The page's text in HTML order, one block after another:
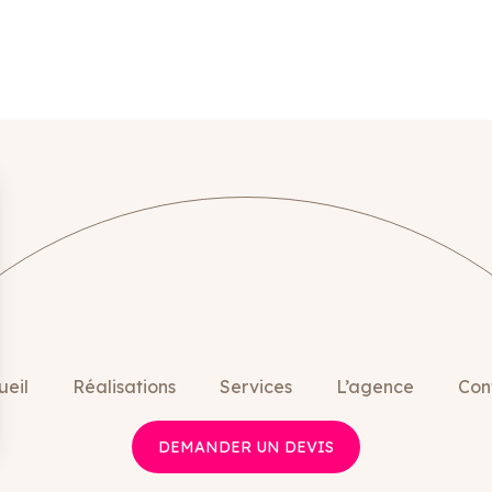
Réalisations Services L’agence
DEMANDER UN DEVIS